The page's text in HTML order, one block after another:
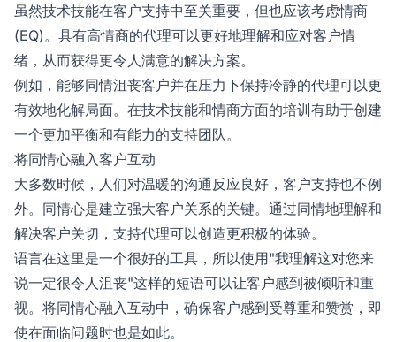
虽然技术技能在客户支持中至关重要，但也应该考虑情商
(EQ)。具有高情商的代理可以更好地理解和应对客户情
绪，从而获得更令人满意的解决方案。
例如，能够同情沮丧客户并在压力下保持冷静的代理可以更
有效地化解局面。在技术技能和情商方面的培训有助于创建
一个更加平衡和有能力的支持团队。
将同情心融入客户互动
大多数时候，人们对温暖的沟通反应良好，客户支持也不例
外。同情心是建立强大客户关系的关键。通过同情地理解和
解决客户关切，支持代理可以创造更积极的体验。
语言在这里是一个很好的工具，所以使用"我理解这对您来
说一定很令人沮丧"这样的短语可以让客户感到被倾听和重
视。将同情心融入互动中，确保客户感到受尊重和赞赏，即
使在面临问题时也是如此。